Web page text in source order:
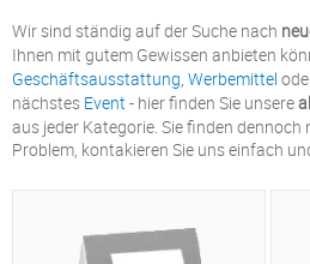
Wir sind ständig auf der Suche nach
Ihnen mit gutem Gewissen anbieten
Geschäftsausstattung, Werbemittel
nächstes Event - hier finden Sie unsere
aus jeder Kategorie. Sie finden
Problem, kontakieren Sie uns einfach